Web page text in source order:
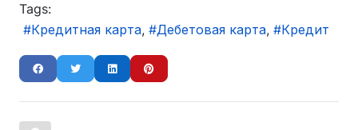
Tags:
Кредитная карта
Дебетовая карта Кредит